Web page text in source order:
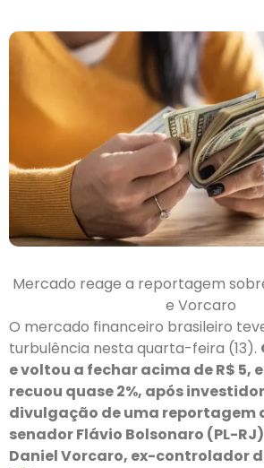
Mercado reage a reportagem
e Vorcaro
O mercado financeiro brasileiro
turbulência nesta quarta-feira (13).
e voltou a fechar acima de R$ 5,
recuou quase 2%, após
divulgação de uma reportagem
senador Flávio Bolsonaro (PL-
Daniel Vorcaro, ex-controlador